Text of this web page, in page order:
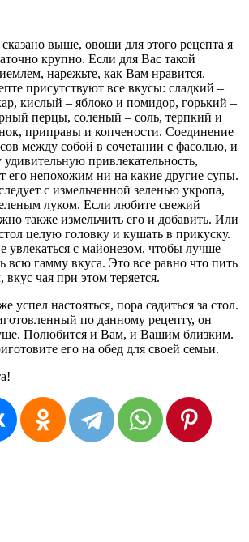
выше, овощи для этого рецепта я
крупно. Если для Вас такой
нарежьте, как Вам нравится.
присутствуют все вкусы: сладкий –
кислый – яблоко и помидор, горький –
перцы, соленый – соль, терпкий и
приправы и копчености. Соединение
между собой в сочетании с фасолью, и
удивительную привлекательность,
его непохожим ни на какие другие супы.
с измельченной зеленью укропа,
луком. Если любите свежий
также измельчить его и добавить. Или
целую головку и кушать в прикуску.
увлекаться с майонезом, чтобы лучше
всю гамму вкуса. Это все равно что пить
вкус чая при этом теряется.
успел настояться, пора садиться за стол.
по данному рецепту, он
Полюбится и Вам, и Вашим близким.
его на обед для своей семьи.